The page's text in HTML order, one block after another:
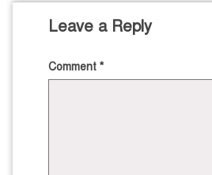
Leave a Reply
Comment *